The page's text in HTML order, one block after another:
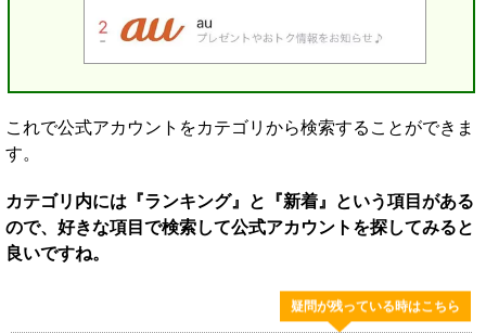
これで公式アカウントをカテゴリから検索することができま
す。
カテゴリ内には『ランキング』と『新着』という項目がある
ので、好きな項目で検索して公式アカウントを探してみると
良いですね。
疑問が残っている時はこちら